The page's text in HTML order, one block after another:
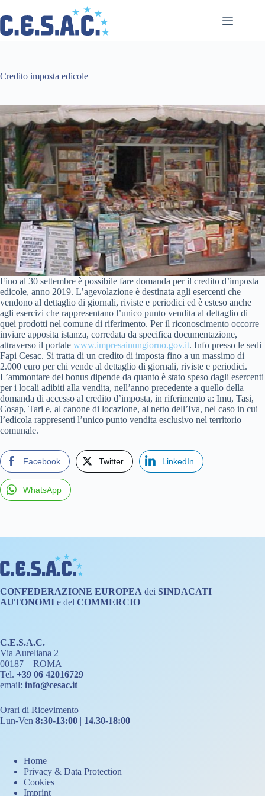
al
contenuto
Credito imposta edicole
Fino al 30 settembre è possibile fare domanda per il credito d’imposta
edicole, anno 2019. L’agevolazione è destinata agli esercenti che
vendono al dettaglio di giornali, riviste e periodici ed è esteso anche
agli esercizi che rappresentano l’unico punto vendita al dettaglio di
quei prodotti nel comune di riferimento. Per il riconoscimento occorre
inviare apposita istanza, corredata da specifica documentazione,
attraverso il portale www.impresainungiorno.gov.it. Info presso le sedi
Fapi Cesac. Si tratta di un credito di imposta fino a un massimo di
2.000 euro per chi vende al dettaglio di giornali, riviste e periodici.
L’ammontare del bonus dipende da quanto è stato speso dagli esercenti
per i locali adibiti alla vendita, nell’anno precedente a quello della
domanda di accesso al credito d’imposta, in riferimento a: Imu, Tasi,
Cosap, Tari e, al canone di locazione, al netto dell’Iva, nel caso in cui
l’edicola rappresenti l’unico punto vendita esclusivo nel territorio
comunale.
Facebook Twitter LinkedIn
WhatsApp
CONFEDERAZIONE EUROPEA dei SINDACATI
AUTONOMI e del COMMERCIO
C.E.S.A.C.
Via Aureliana 2
00187 – ROMA
Tel. +39 06 42016729
email: info@cesac.it
Orari di Ricevimento
Lun-Ven 8:30-13:00 | 14.30-18:00
Home
Privacy & Data Protection
Cookies
Imprint